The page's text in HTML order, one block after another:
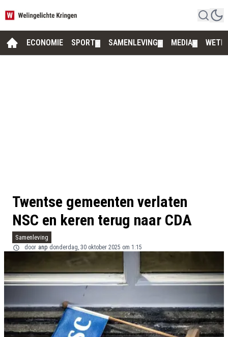
ECONOMIE SPORT SAMENLEVING MEDIA
Twentse gemeenten verlaten
NSC en keren terug naar CDA
Samenleving
door anp donderdag, 30 oktober 2025 om 1:15